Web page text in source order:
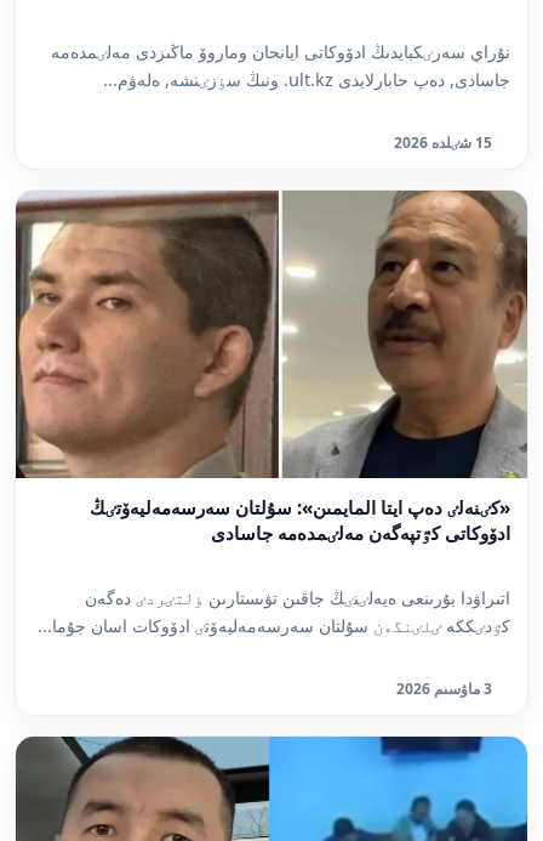
نۇراي سەرٸكبايدىڭ ادۆوكاتى ايانحان وماروۆ ماڭىزدى مەلٸمدەمە
جاسادى, دەپ حابارلايدى ult.kz. ونىڭ سٶزٸنشە, ەلەۋم...
15 شٸلدە 2026
«كٸنەلٸ دەپ ايتا المايمىن»: سۇلتان سەرسەمەليەۆتٸڭ
ادۆوكاتى كٷتپەگەن مەلٸمدەمە جاسادى
اتىراۋدا بۇرىنعى ەيەلٸنٸڭ جاقىن تۋىستارىن ٶلتٸردٸ دەگەن
كٷدٸككە ٸلٸنگەن سۇلتان سەرسەمەليەۆتٸ ادۆوكات اسان جۇما...
3 ماۋسىم 2026